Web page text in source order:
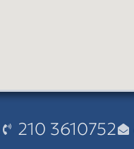
210 3610752